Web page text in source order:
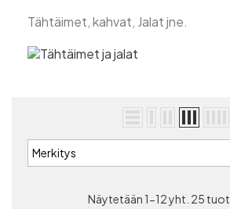
Tähtäimet, kahvat, Jalat jne.
Merkitys
Näytetään 1-12 yht. 25